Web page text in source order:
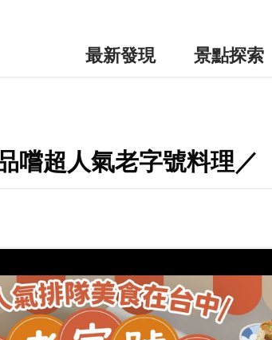
最新發現 景點探索
嚐超人氣老字號料理／